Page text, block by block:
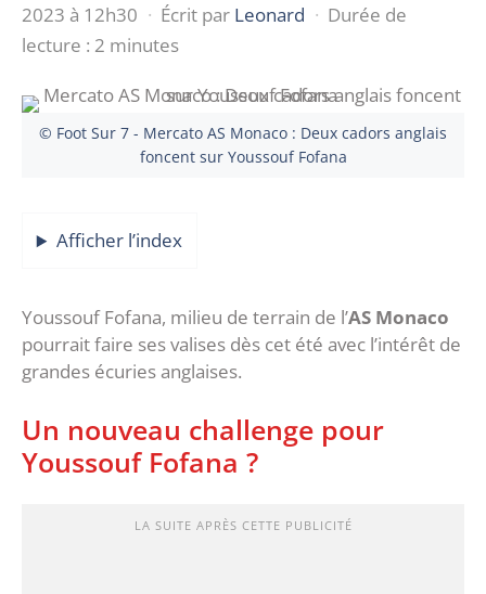
2023 à 12h30 · Écrit par Leonard · Durée de
lecture : 2 minutes
© Foot Sur 7 - Mercato AS Monaco : Deux cadors anglais
foncent sur Youssouf Fofana
Afficher l’index
Youssouf Fofana, milieu de terrain de l’AS Monaco
pourrait faire ses valises dès cet été avec l’intérêt de
grandes écuries anglaises.
Un nouveau challenge pour
Youssouf Fofana ?
LA SUITE APRÈS CETTE PUBLICITÉ